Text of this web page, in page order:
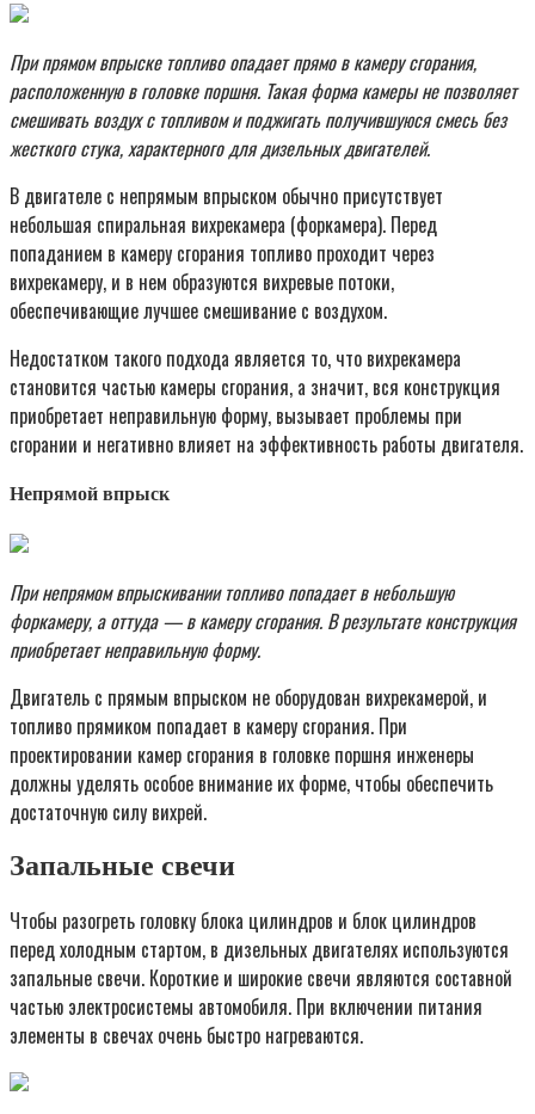
При прямом впрыске топливо опадает прямо в камеру сгорания,
расположенную в головке поршня. Такая форма камеры не позволяет
смешивать воздух с топливом и поджигать получившуюся смесь без
жесткого стука, характерного для дизельных двигателей.
В двигателе с непрямым впрыском обычно присутствует
небольшая спиральная вихрекамера (форкамера). Перед
попаданием в камеру сгорания топливо проходит через
вихрекамеру, и в нем образуются вихревые потоки,
обеспечивающие лучшее смешивание с воздухом.
Недостатком такого подхода является то, что вихрекамера
становится частью камеры сгорания, а значит, вся конструкция
приобретает неправильную форму, вызывает проблемы при
сгорании и негативно влияет на эффективность работы двигателя.
Непрямой впрыск
При непрямом впрыскивании топливо попадает в небольшую
форкамеру, а оттуда — в камеру сгорания. В результате конструкция
приобретает неправильную форму.
Двигатель с прямым впрыском не оборудован вихрекамерой, и
топливо прямиком попадает в камеру сгорания. При
проектировании камер сгорания в головке поршня инженеры
должны уделять особое внимание их форме, чтобы обеспечить
достаточную силу вихрей.
Запальные свечи
Чтобы разогреть головку блока цилиндров и блок цилиндров
перед холодным стартом, в дизельных двигателях используются
запальные свечи. Короткие и широкие свечи являются составной
частью электросистемы автомобиля. При включении питания
элементы в свечах очень быстро нагреваются.